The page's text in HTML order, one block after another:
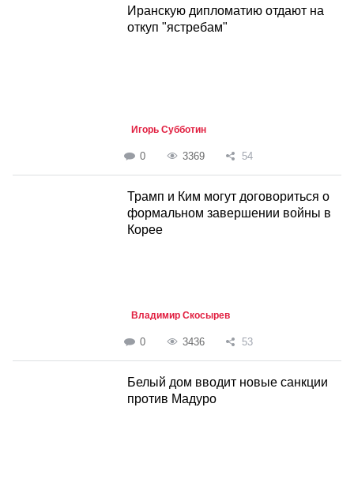
Иранскую дипломатию отдают на
откуп "ястребам"
Игорь Субботин
0 3369 54
Трамп и Ким могут договориться о
формальном завершении войны в
Корее
Владимир Скосырев
0 3436 53
Белый дом вводит новые санкции
против Мадуро